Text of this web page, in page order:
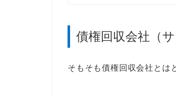
債権回収会社（サ
そもそも債権回収会社とは